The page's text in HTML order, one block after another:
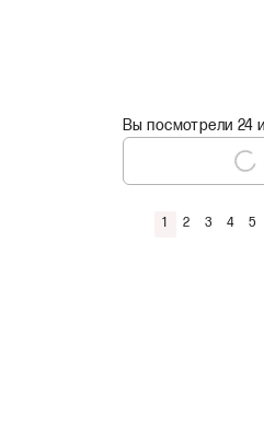
Вы посмотрели 24
1 2 3 4 5